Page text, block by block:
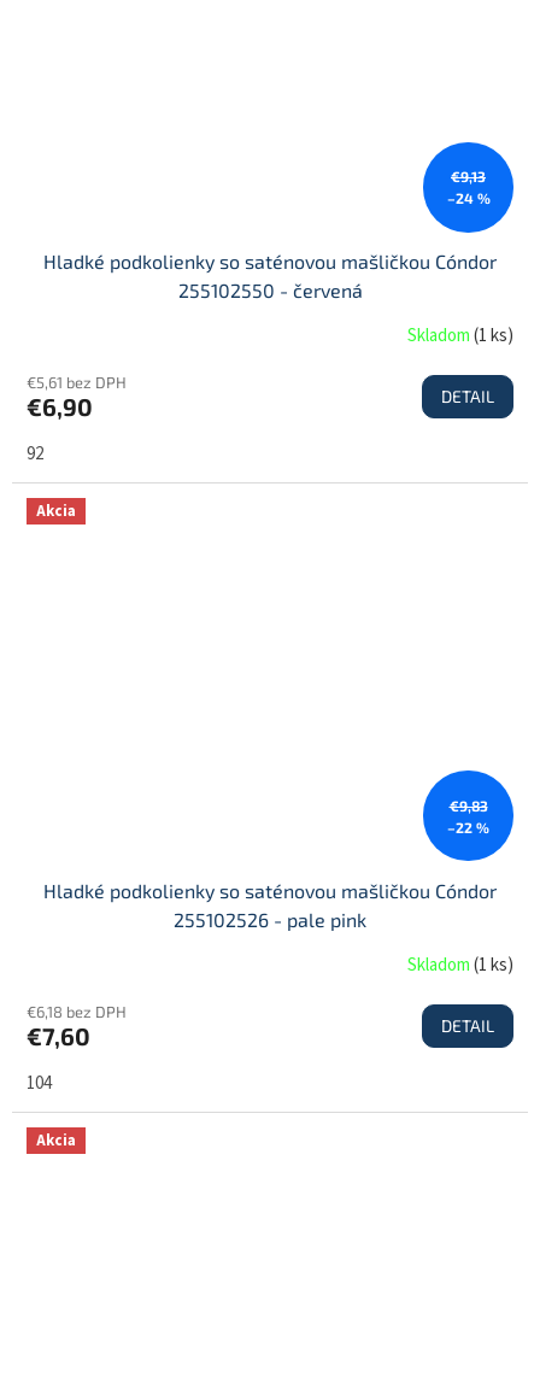
€9,13
–24 %
Hladké podkolienky so saténovou mašličkou Cóndor
255102550 - červená
Skladom(1 ks)
€5,61 bez DPH
€6,90 DETAIL
92
Akcia
€9,83
–22 %
Hladké podkolienky so saténovou mašličkou Cóndor
255102526 - pale pink
Skladom(1 ks)
€6,18 bez DPH
€7,60 DETAIL
104
Akcia